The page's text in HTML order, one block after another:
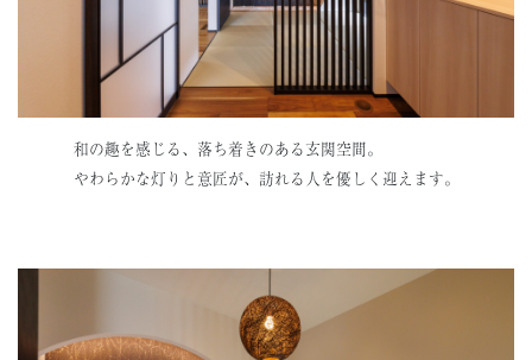
和の趣を感じる、落ち着きのある玄関空間。
やわらかな灯りと意匠が、訪れる人を優しく迎えます。